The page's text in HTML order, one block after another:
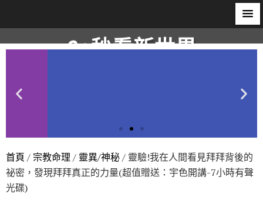
60秒看新世界
首頁 / 宗教命理 / 靈異/神秘/ 靈驗!我在人間看見拜拜背後的
祕密，發現拜拜真正的力量(超值贈送：宇色開講-7小時有聲
光碟)